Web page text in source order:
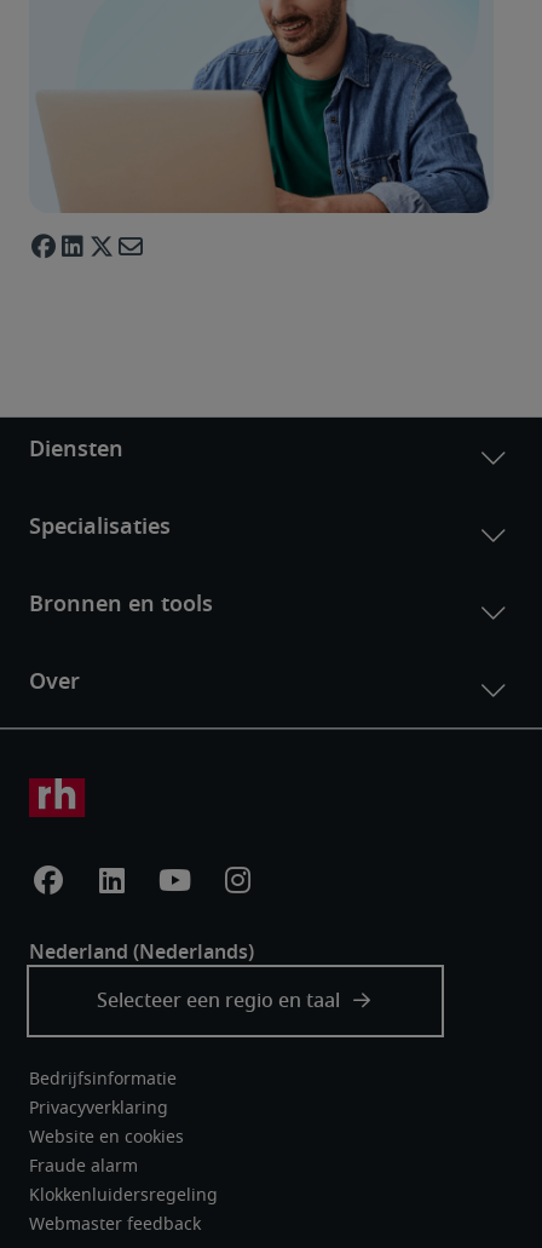
Bedrijfsinformatie
Privacyverklaring
Website en cookies
Fraude alarm
Klokkenluidersregeling
Webmaster feedback